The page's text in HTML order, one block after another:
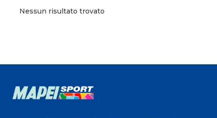
Nessun risultato trovato